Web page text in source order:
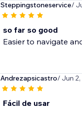
Steppingstoneservice/
so far so good
Easier to navigate
Andrezapsicastro/ Jun
Fácil de usar